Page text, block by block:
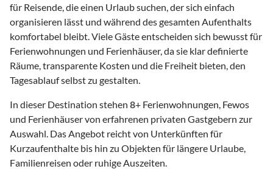
für Reisende, die einen Urlaub suchen, der sich einfach
organisieren lässt und während des gesamten Aufenthalts
komfortabel bleibt. Viele Gäste entscheiden sich bewusst für
Ferienwohnungen und Ferienhäuser, da sie klar definierte
Räume, transparente Kosten und die Freiheit bieten, den
Tagesablauf selbst zu gestalten.
In dieser Destination stehen 8+ Ferienwohnungen, Fewos
und Ferienhäuser von erfahrenen privaten Gastgebern zur
Auswahl. Das Angebot reicht von Unterkünften für
Kurzaufenthalte bis hin zu Objekten für längere Urlaube,
Familienreisen oder ruhige Auszeiten.